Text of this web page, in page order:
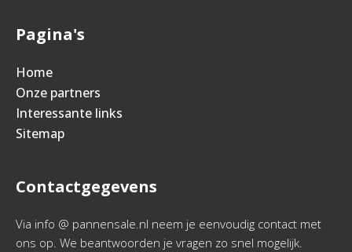
Pagina's
Home
Onze partners
Interessante links
Sitemap
Contactgegevens
Via info @ pannensale.nl neem je eenvoudig contact met
ons op. We beantwoorden je vragen zo snel mogelijk.